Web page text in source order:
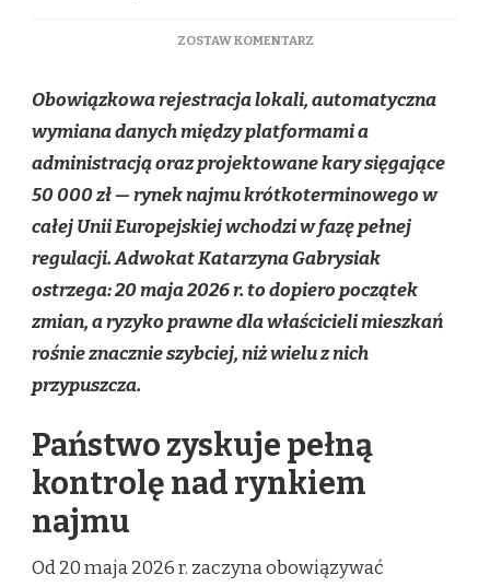
ZOSTAW KOMENTARZDO
BOOKING
KONTROLĄ
PAŃSTWA.
KOŃCZY
SIĘ
ERA
ANONIMOWEGO
NAJMU
KRÓTKOTERMINOWEGO
Obowiązkowa rejestracja lokali, automatyczna
wymiana danych między platformami a
administracją oraz projektowane kary sięgające
50 000 zł — rynek najmu krótkoterminowego w
całej Unii Europejskiej wchodzi w fazę pełnej
regulacji. Adwokat Katarzyna Gabrysiak
ostrzega: 20 maja 2026 r. to dopiero początek
zmian, a ryzyko prawne dla właścicieli mieszkań
rośnie znacznie szybciej, niż wielu z nich
przypuszcza.
Państwo zyskuje pełną
kontrolę nad rynkiem
najmu
Od 20 maja 2026 r. zaczyna obowiązywać